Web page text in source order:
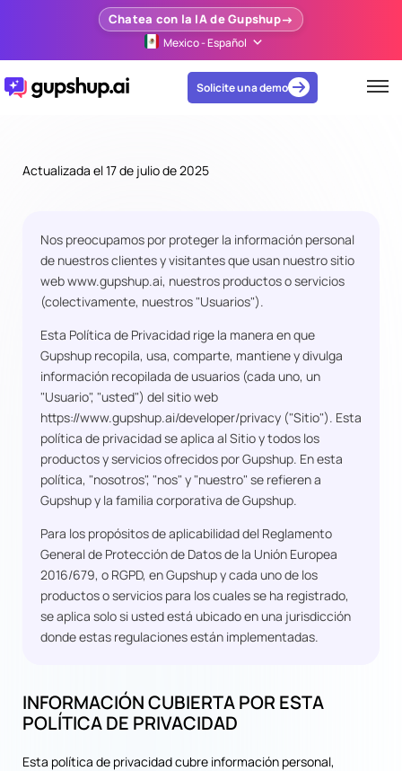
Chatea con la IA de Gupshup
Mexico - Español
Solicite una demo
Actualizada el 17 de julio de 2025
Nos preocupamos por proteger la información personal
de nuestros clientes y visitantes que usan nuestro sitio
webwww.gupshup.ai, nuestros productos o servicios
(colectivamente, nuestros "Usuarios").
Esta Política de Privacidad rige la manera en que
Gupshup recopila, usa, comparte, mantiene y divulga
información recopilada de usuarios (cada uno, un
"Usuario", "usted") del sitio web
https://www.gupshup.ai/developer/privacy ("Sitio"). Esta
política de privacidad se aplica al Sitio y todos los
productos y servicios ofrecidos por Gupshup. En esta
política, "nosotros", "nos" y "nuestro" se refieren a
Gupshup y la familia corporativa de Gupshup.
Para los propósitos de aplicabilidad del Reglamento
General de Protección de Datos de la Unión Europea
2016/679, o RGPD, en Gupshup y cada uno de los
productos o servicios para los cuales se ha registrado,
se aplica solo si usted está ubicado en una jurisdicción
donde estas regulaciones están implementadas.
INFORMACIÓN CUBIERTA POR ESTA
POLÍTICA DE PRIVACIDAD
Esta política de privacidad cubre información personal,